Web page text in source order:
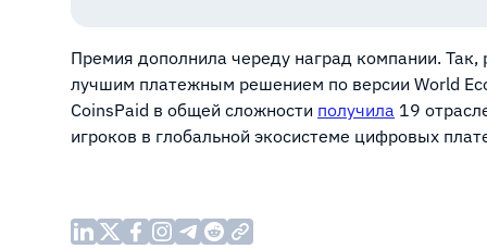
Премия дополнила череду наград компании. Так,
лучшим платежным решением по версии World
CoinsPaid в общей сложности получила 19
игроков в глобальной экосистеме цифровых